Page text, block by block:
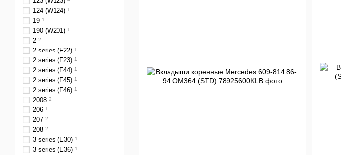
124 (W124) 1
19 1
190 (W201) 1
2 2
2 series (F22) 1
2 series (F23) 1
2 series (F44) 1
2 series (F45) 1
2 series (F46) 1
2008 2
206 1
207 2
208 2
3 series (E30) 1
3 series (E36) 1